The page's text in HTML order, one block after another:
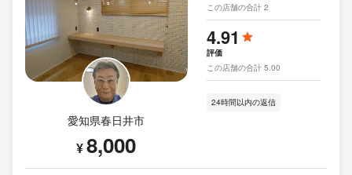
愛知県春日井市
¥8,000
この店舗の合計 2
4.91
評価
この店舗の合計 5.00
24時間以内の返信